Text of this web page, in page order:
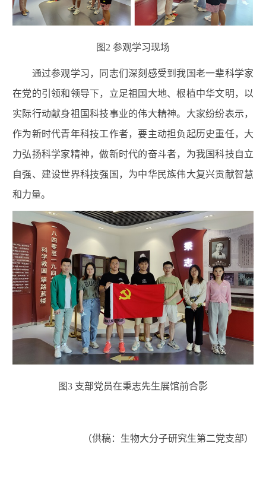
图2 参观学习现场
通过参观学习，同志们深刻感受到我国老一辈科学家
在党的引领和领导下，立足祖国大地、根植中华文明，以
实际行动献身祖国科技事业的伟大精神。大家纷纷表示，
作为新时代青年科技工作者，要主动担负起历史重任，大
力弘扬科学家精神，做新时代的奋斗者，为我国科技自立
自强、建设世界科技强国，为中华民族伟大复兴贡献智慧
和力量。
图3 支部党员在秉志先生展馆前合影
（供稿：生物大分子研究生第二党支部）